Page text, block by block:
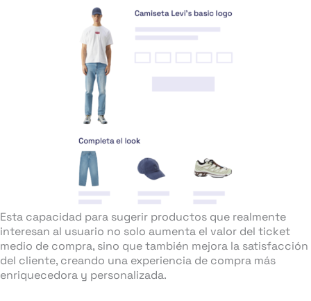
Esta capacidad para sugerir productos que realmente
interesan al usuario no solo aumenta el valor del ticket
medio de compra, sino que también mejora la satisfacción
del cliente, creando una experiencia de compra más
enriquecedora y personalizada.